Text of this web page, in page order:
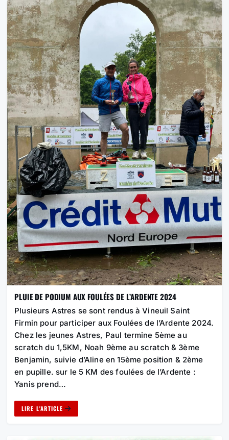
PLUIE DE PODIUM AUX FOULÉES DE L’ARDENTE 2024
Plusieurs Astres se sont rendus à Vineuil Saint
Firmin pour participer aux Foulées de l’Ardente 2024.
Chez les jeunes Astres, Paul termine 5ème au
scratch du 1,5KM, Noah 9ème au scratch & 3ème
Benjamin, suivie d’Aline en 15ème position & 2ème
en pupille. sur le 5 KM des foulées de l’Ardente :
Yanis prend…
LIRE L'ARTICLE